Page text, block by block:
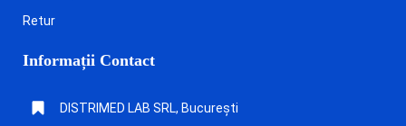
Retur
Informații Contact
DISTRIMED LAB SRL, București